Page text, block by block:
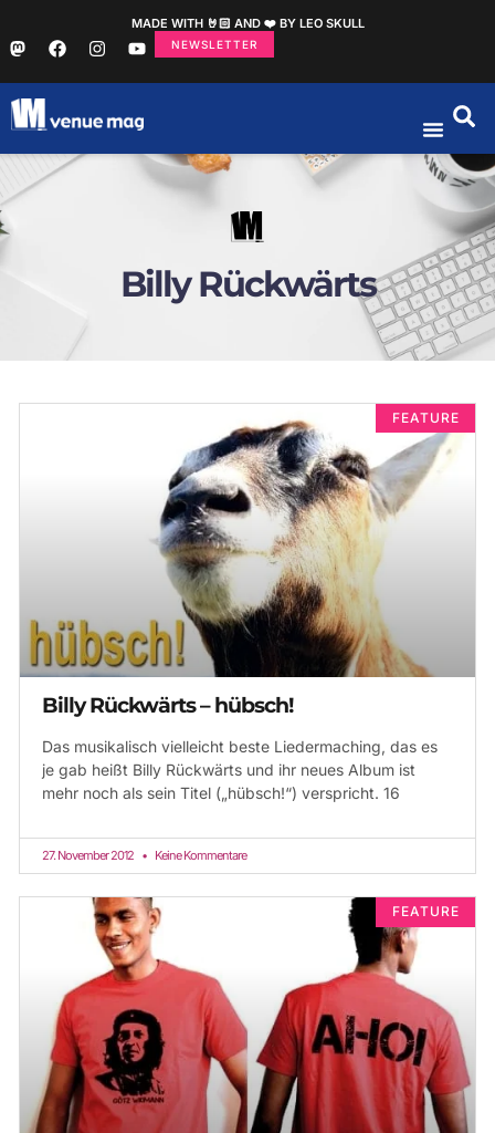
MADE WITH 🤘🏻 AND ❤️ BY LEO SKULL
NEWSLETTER
Billy Rückwärts
FEATURE
Billy Rückwärts – hübsch!
Das musikalisch vielleicht beste Liedermaching, das es
je gab heißt Billy Rückwärts und ihr neues Album ist
mehr noch als sein Titel („hübsch!“) verspricht. 16
27. November 2012 Keine Kommentare
FEATURE